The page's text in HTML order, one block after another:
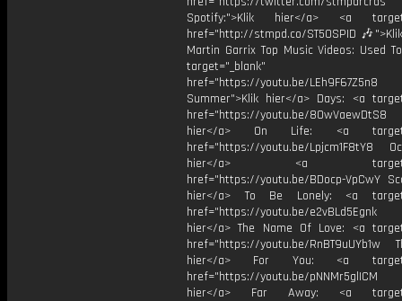
Spotify:">Klik hier</a> <a
href="http://stmpd.co/ST50SPID
Martin Garrix Top Music Videos: Used
target="_blank"
href="https://youtu.be/LEh9F67Z5n8
Summer">Klik hier</a> Days: <a
href="https://youtu.be/8OwVaewDtS8
hier</a> On Life: <a
href="https://youtu.be/Lpjcm1F8tY8
hier</a> <a
href="https://youtu.be/BDocp-VpCwY
hier</a> To Be Lonely: <a
href="https://youtu.be/
hier</a> The Name Of Love: <a
href="https://youtu.be/RnBT9uUYb1w
hier</a> For You: <a
href="https://youtu.be/
hier</a> Far Away: <a